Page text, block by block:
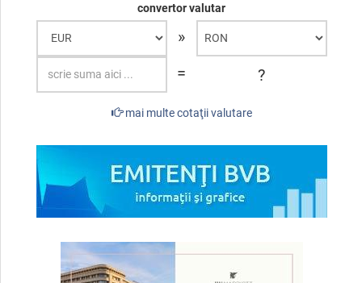
convertor valutar
»
=
?
mai multe cotaţii valutare